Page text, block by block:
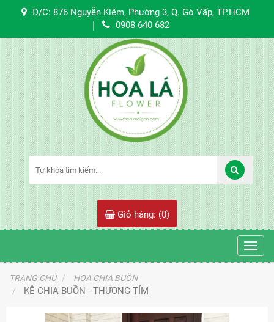
Đ/C: 876 Nguyễn Kiệm, Phường 3, Q. Gò Vấp, TP.HCM
0908 640 682
Giỏ hàng: (0)
TRANG CHỦ HOA CHIA BUỒN
KỆ CHIA BUỒN - THƯƠNG TÍM